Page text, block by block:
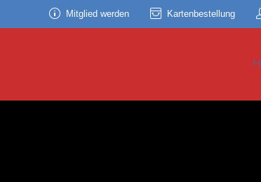
Mitglied werden Kartenbestellung